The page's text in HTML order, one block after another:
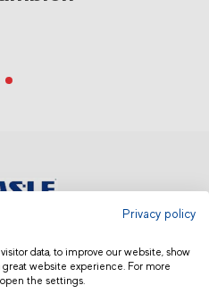
ESPAÑOL
Privacy policy
data, to improve our website, show
website experience. For more
the settings.